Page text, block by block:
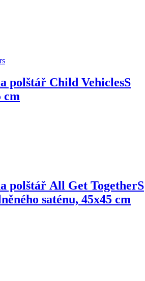
polštář Child VehiclesS
cm
polštář All Get TogetherS
saténu, 45x45 cm